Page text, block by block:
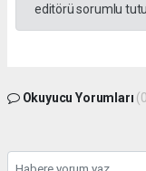
editörü sorumlu
Okuyucu Yorumları